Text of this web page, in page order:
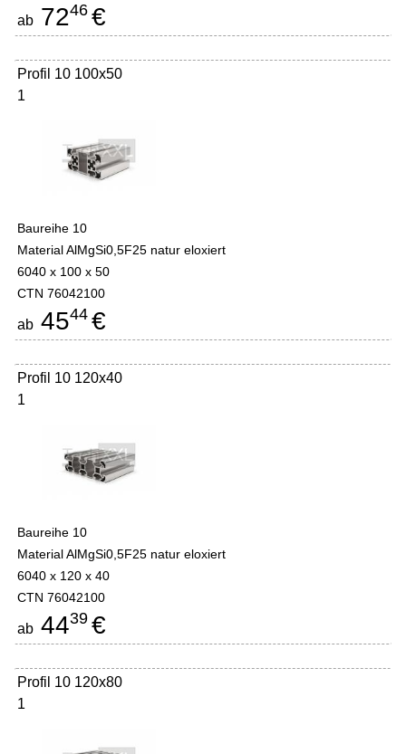
ab 7246 €
Profil 10 100x50
1
Baureihe 10
Material AlMgSi0,5F25 natur eloxiert
6040 x 100 x 50
CTN 76042100
ab 4544 €
Profil 10 120x40
1
Baureihe 10
Material AlMgSi0,5F25 natur eloxiert
6040 x 120 x 40
CTN 76042100
ab 4439 €
Profil 10 120x80
1